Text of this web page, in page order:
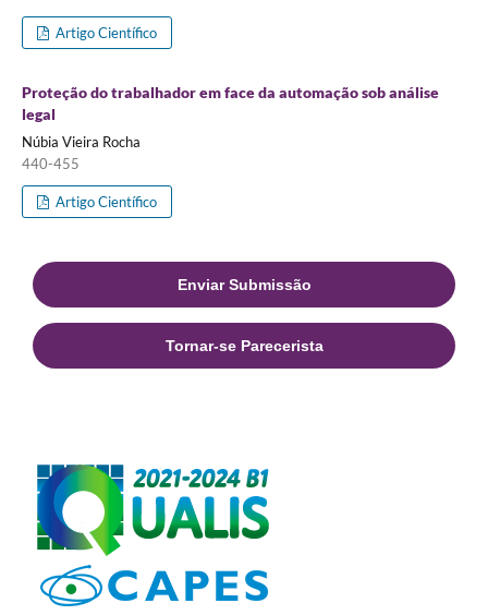
Artigo Científico
Proteção do trabalhador em face da automação sob análise
legal
Núbia Vieira Rocha
440-455
Artigo Científico
Enviar Submissão
Tornar-se Parecerista